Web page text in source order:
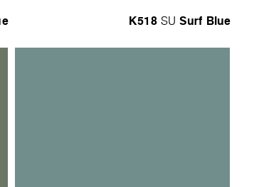
K518 SU Surf Blue